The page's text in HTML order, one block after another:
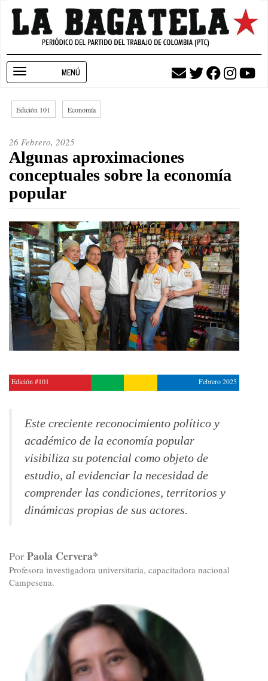
Pasar
contenido
navigation
Edición 101 Economía
26 Febrero, 2025
Algunas aproximaciones
conceptuales sobre la economía
popular
Edición #101 Febrero 2025
Este creciente reconocimiento político y
académico de la economía popular
visibiliza su potencial como objeto de
estudio, al evidenciar la necesidad de
comprender las condiciones, territorios y
dinámicas propias de sus actores.
Por Paola Cervera*
Profesora investigadora universitaria, capacitadora nacional
Campesena.